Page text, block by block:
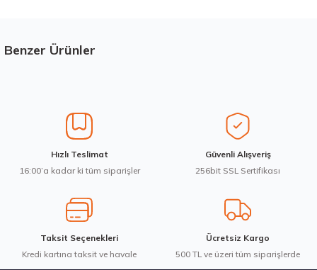
Görüş ve önerileriniz için teşekkür ederiz.
Ürün bilgilerinde hatalar bulunuyor.
Ürün fiyatı diğer sitelerden daha pahalı.
Bu ürüne benzer farklı alternatifler olmalı.
Benzer Ürünler
Michelin 235/45R20 100V XL Pilot Alpin 5 SUV Kış 2025
20.521,33 ₺
Hızlı Teslimat
16:00’a kadar ki tüm siparişler
Güvenli Alışveriş
256bit SSL Sertifikası
Taksit Seçenekleri
Kredi kartına taksit ve havale
Ücretsiz Kargo
500 TL ve üzeri tüm siparişlerde